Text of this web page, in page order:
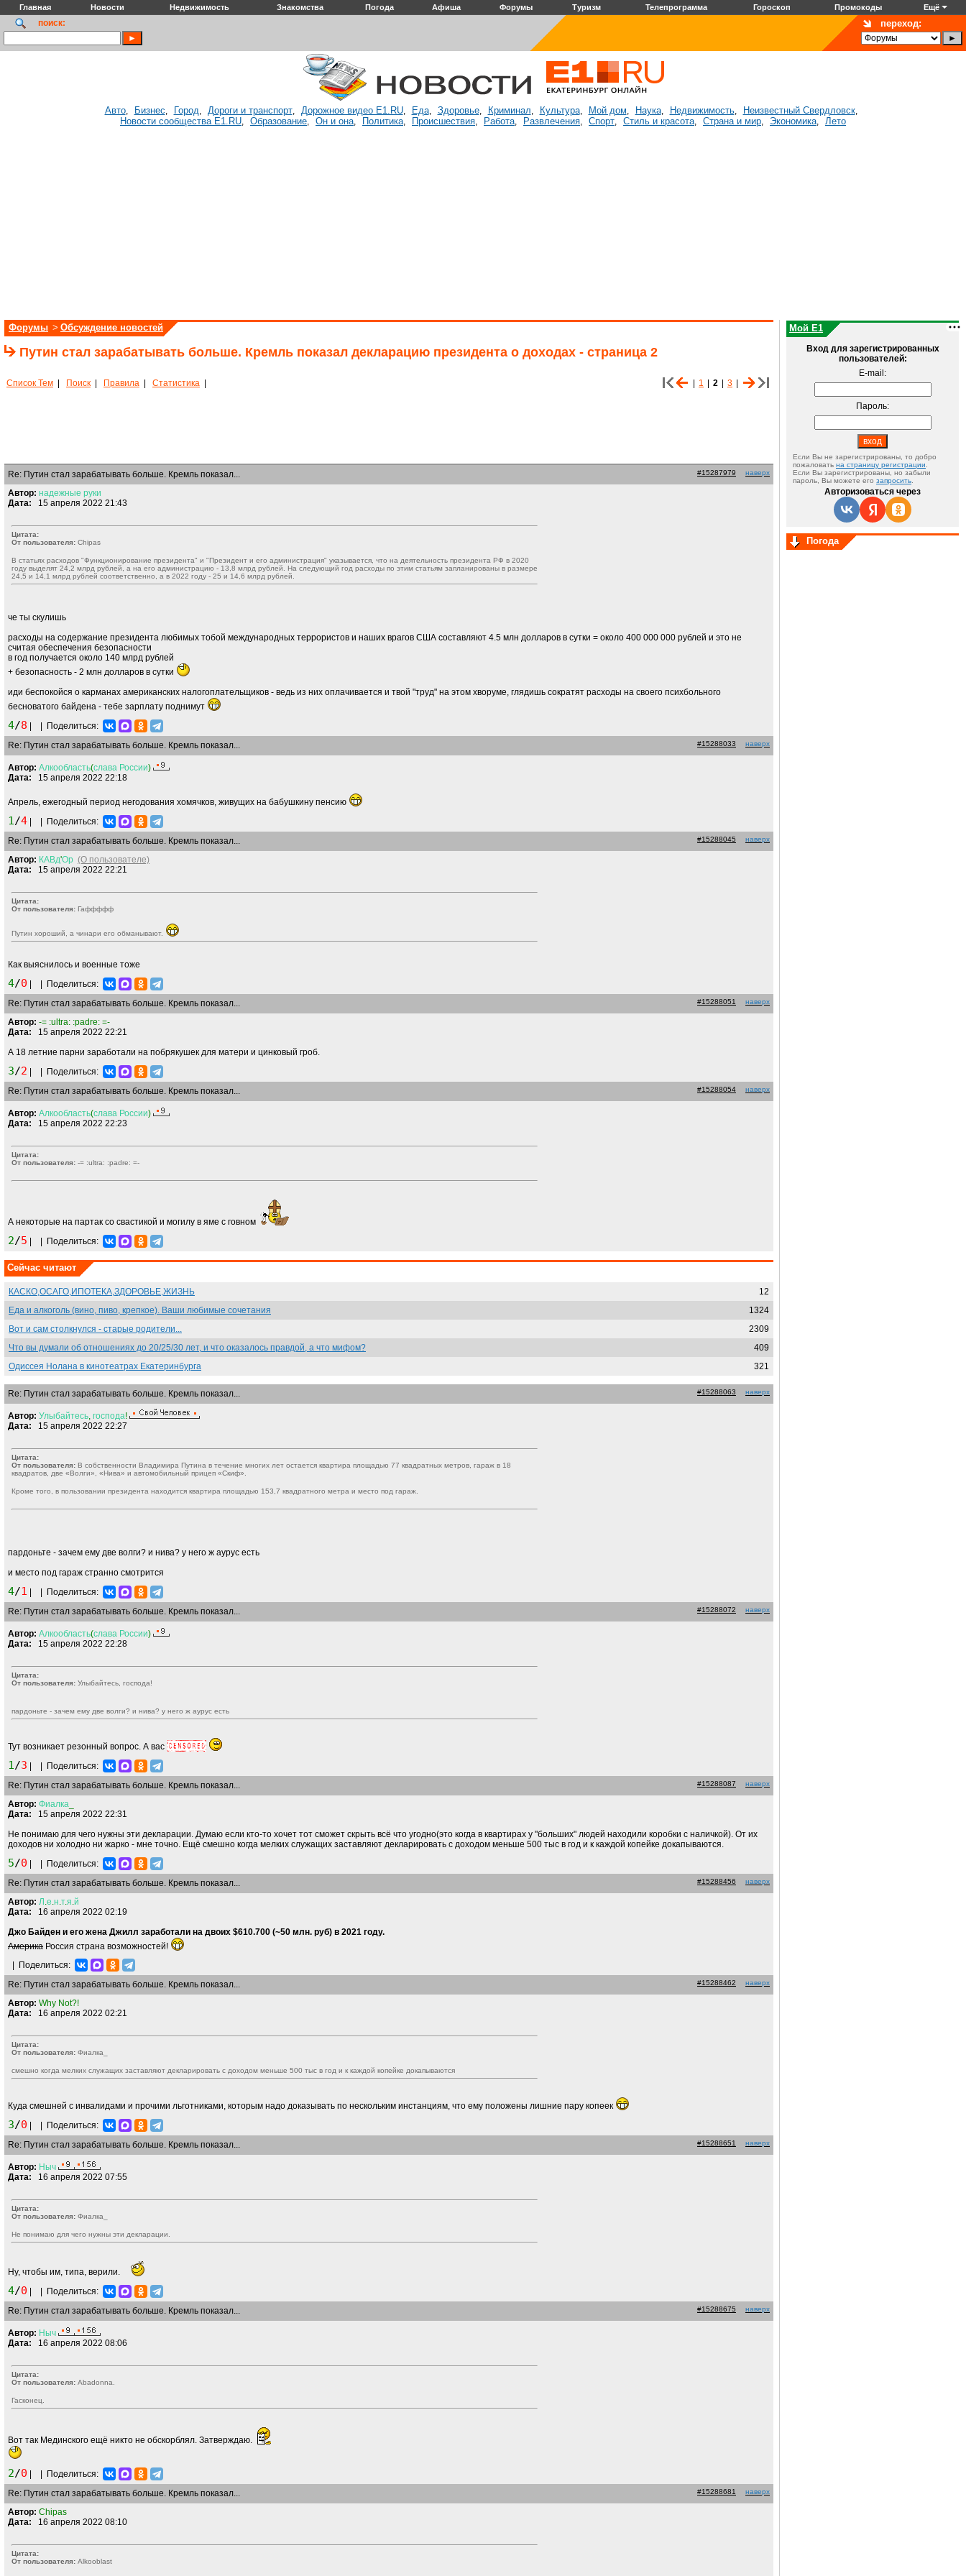
Главная Новости Недвижимость Знакомства Погода Афиша Форумы Туризм Телепрограмма Гороскоп Промокоды Ещё
поиск: переход:
Авто, Бизнес, Город, Дороги и транспорт, Дорожное видео E1.RU, Еда, Здоровье, Криминал, Культура, Мой дом, Наука, Недвижимость, Неизвестный Свердловск,
Новости сообщества E1.RU, Образование, Он и она, Политика, Происшествия, Работа, Развлечения, Спорт, Стиль и красота, Страна и мир, Экономика, Лето
Форумы > Обсуждение новостей
Путин стал зарабатывать больше. Кремль показал декларацию президента о доходах - страница 2
Список Тем Поиск Правила Статистика 1 2 3
Re: Путин стал зарабатывать больше. Кремль показал... #15287979 наверх
Автор: надежные руки
Дата: 15 апреля 2022 21:43
Цитата:
От пользователя: Chipas
В статьях расходов "Функционирование президента" и "Президент и его администрация" указывается, что на деятельность президента РФ в 2020
году выделят 24,2 млрд рублей, а на его администрацию - 13,8 млрд рублей. На следующий год расходы по этим статьям запланированы в размере
24,5 и 14,1 млрд рублей соответственно, а в 2022 году - 25 и 14,6 млрд рублей.
че ты скулишь
расходы на содержание президента любимых тобой международных террористов и наших врагов США составляют 4.5 млн долларов в сутки = около 400 000 000 рублей и это не
считая обеспечения безопасности
в год получается около 140 млрд рублей
+ безопасность - 2 млн долларов в сутки
иди беспокойся о карманах американских налогоплательщиков - ведь из них оплачивается и твой "труд" на этом хворуме, глядишь сократят расходы на своего психбольного
бесноватого байдена - тебе зарплату поднимут
4/8
Поделиться:
Re: Путин стал зарабатывать больше. Кремль показал...
#15288033 наверх
Автор: Алкообласть(слава России)
Дата: 15 апреля 2022 22:18
Апрель, ежегодный период негодования хомячков, живущих на бабушкину пенсию
1/4
Поделиться:
Re: Путин стал зарабатывать больше. Кремль показал...
#15288045 наверх
Автор: КАВд'Ор (О пользователе)
Дата: 15 апреля 2022 22:21
Цитата:
От пользователя: Гаффффф
Путин хороший, а чинари его обманывают.
Как выяснилось и военные тоже
4/0
Поделиться:
Re: Путин стал зарабатывать больше. Кремль показал...
#15288051 наверх
Автор: -= :ultra: :padre: =-
Дата: 15 апреля 2022 22:21
А 18 летние парни заработали на побрякушек для матери и цинковый гроб.
3/2
Поделиться:
Re: Путин стал зарабатывать больше. Кремль показал...
#15288054 наверх
Автор: Алкообласть(слава России)
Дата: 15 апреля 2022 22:23
Цитата:
От пользователя: -= :ultra: :padre: =-
А некоторые на партак со свастикой и могилу в яме с говном
2/5 Поделиться:
Сейчас читают
КАСКО,ОСАГО,ИПОТЕКА,ЗДОРОВЬЕ,ЖИЗНЬ
12
Еда и алкоголь (вино, пиво, крепкое). Ваши любимые сочетания
1324
Вот и сам столкнулся - старые родители...
2309
Что вы думали об отношениях до 20/25/30 лет, и что оказалось правдой, а что мифом?
409
Одиссея Нолана в кинотеатрах Екатеринбурга
321
Re: Путин стал зарабатывать больше. Кремль показал... #15288063 наверх
Автор: Улыбайтесь, господа!
Дата: 15 апреля 2022 22:27
Цитата:
От пользователя: В собственности Владимира Путина в течение многих лет остается квартира площадью 77 квадратных метров, гараж в 18
квадратов, две «Волги», «Нива» и автомобильный прицеп «Скиф».
Кроме того, в пользовании президента находится квартира площадью 153,7 квадратного метра и место под гараж.
пардоньте - зачем ему две волги? и нива? у него ж аурус есть
и место под гараж странно смотрится
4/1
Поделиться:
Re: Путин стал зарабатывать больше. Кремль показал...
#15288072 наверх
Автор: Алкообласть(слава России)
Дата: 15 апреля 2022 22:28
Цитата:
От пользователя: Улыбайтесь, господа!
пардоньте - зачем ему две волги? и нива? у него ж аурус есть
Тут возникает резонный вопрос. А вас
1/3
Поделиться:
Re: Путин стал зарабатывать больше. Кремль показал...
#15288087 наверх
Автор: Фиалка
Дата: 15 апреля 2022 22:31
Не понимаю для чего нужны эти декларации. Думаю если кто-то хочет тот сможет скрыть всё что угодно(это когда в квартирах у "больших" людей находили коробки с наличкой). От их
доходов ни холодно ни жарко - мне точно. Ещё смешно когда мелких служащих заставляют декларировать с доходом меньше 500 тыс в год и к каждой копейке докапываются.
5/0
Поделиться:
Re: Путин стал зарабатывать больше. Кремль показал...
#15288456 наверх
Автор: Л .е.н.т.я.й
Дата: 16 апреля 2022 02:19
Джо Байден и его жена Джилл заработали на двоих $610.700 (~50 млн. руб) в 2021 году.
Америка Россия страна возможностей!
Поделиться:
Re: Путин стал зарабатывать больше. Кремль показал...
#15288462 наверх
Автор: Why Not?!
Дата: 16 апреля 2022 02:21
Цитата:
От пользователя: Фиалка_
смешно когда мелких служащих заставляют декларировать с доходом меньше 500 тыс в год и к каждой копейке докапываются
Куда смешней с инвалидами и прочими льготниками, которым надо доказывать по нескольким инстанциям, что ему положены лишние пару копеек
3/0
Поделиться:
Re: Путин стал зарабатывать больше. Кремль показал...
#15288651 наверх
Автор: Ныч
Дата: 16 апреля 2022 07:55
Цитата:
От пользователя: Фиалка_
Не понимаю для чего нужны эти декларации.
Ну, чтобы им, типа, верили.
4/0
Поделиться:
Re: Путин стал зарабатывать больше. Кремль показал...
#15288675 наверх
Автор: Ныч
Дата: 16 апреля 2022 08:06
Цитата:
От пользователя: Abadonnа.
Гасконец.
Вот так Мединского ещё никто не обскорблял. Затверждаю.
2/0
Поделиться:
Re: Путин стал зарабатывать больше. Кремль показал...
#15288681 наверх
Автор: Chipas
Дата: 16 апреля 2022 08:10
Цитата:
От пользователя: Alkooblast
Мой E1
Вход для зарегистрированных
пользователей:
E-mail:
Пароль:
Если Вы не зарегистрированы, то добро
пожаловать на страницу регистрации
Если Вы зарегистрированы, но забыли
пароль, Вы можете его запросить
Авторизоваться через
Погода